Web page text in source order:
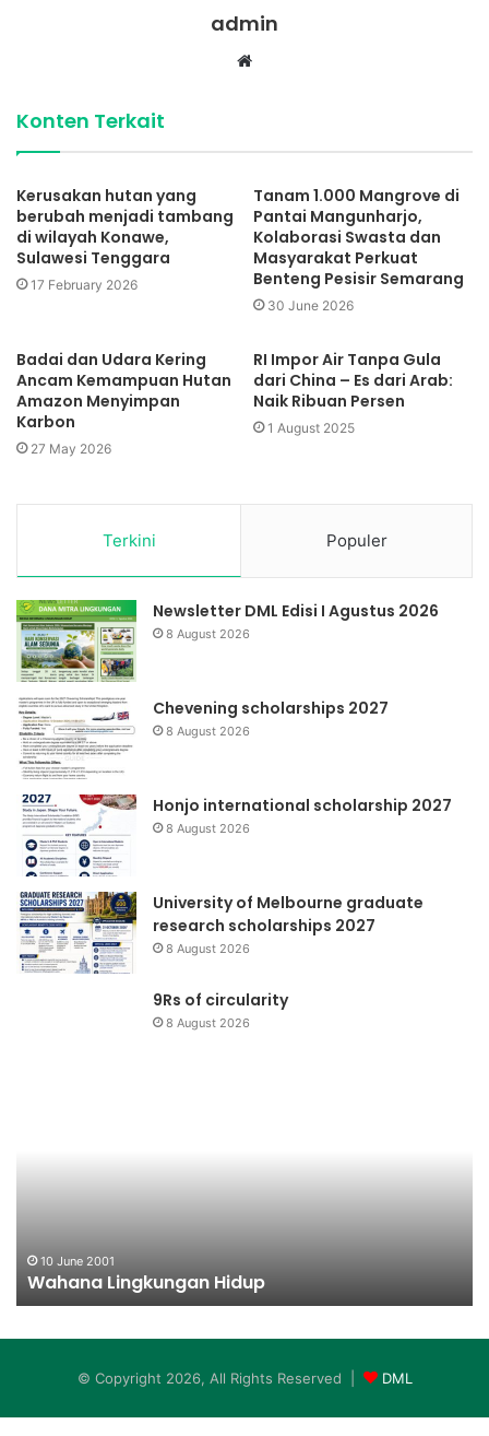
admin
Website
Konten Terkait
Kerusakan hutan yang
berubah menjadi tambang
di wilayah Konawe,
Sulawesi Tenggara
17 February 2026
Tanam 1.000 Mangrove di
Pantai Mangunharjo,
Kolaborasi Swasta dan
Masyarakat Perkuat
Benteng Pesisir Semarang
30 June 2026
Badai dan Udara Kering
Ancam Kemampuan Hutan
Amazon Menyimpan
Karbon
27 May 2026
RI Impor Air Tanpa Gula
dari China – Es dari Arab:
Naik Ribuan Persen
1 August 2025
Terkini Populer
Newsletter DML Edisi I Agustus 2026
8 August 2026
Chevening scholarships 2027
8 August 2026
Honjo international scholarship 2027
8 August 2026
University of Melbourne graduate
research scholarships 2027
8 August 2026
9Rs of circularity
8 August 2026
10 June 2001
Wahana Lingkungan Hidup
© Copyright 2026, All Rights Reserved | DML